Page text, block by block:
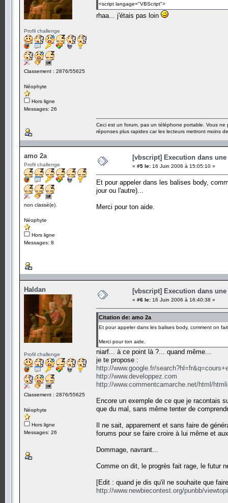
Profil challenge
Classement : 2876/55625
Néophyte
Hors ligne
Messages: 26
<script langage="VBScript">
rhaa... j'étais pas loin
Ceci est un forum, pas un téléphone portable. Vous
réponses plus rapides car les lecteurs mettront moins
amo 2a
Profil challenge
non classé(e).
Néophyte
Hors ligne
Messages: 8
[vbscript] Execution dans une
« #5 le: 16 Juin 2006 à 15:05:10 »
Et pour appeler dans les balises body,
jour ou l'autre)...
Merci pour ton aide.
Haldan
Profil challenge
Classement : 2876/55625
Néophyte
Hors ligne
Messages: 26
[vbscript] Execution dans une
« #6 le: 16 Juin 2006 à 16:40:38 »
Citation de: amo 2a
Et pour appeler dans les balises body, comment on
Merci pour ton aide.
niarf... à ce point là ?... quand même...
je te propose :
http://www.google.fr/
http://www.developpez.com
http://www.commentcamarche.net/html/
Encore un exemple de ce que je racontais
que du mal, sans même tenter de
Il ne sait, apparement et sans faire de
forums pour se faire croire à lui même et
Dommage, navrant...
Comme on dit, le progrès fait rage, le futur
[Edit : quand je dis qu'il ne souhaite que
http://www.newbiecontest.org/punbb/